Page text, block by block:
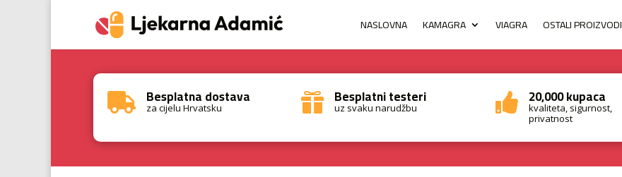
NASLOVNA KAMAGRA VIAGRA OSTALI PROIZVODI
 Besplatna dostava
za cijelu Hrvatsku  Besplatni testeri
uz svaku narudžbu  20,000 kupaca
kvaliteta, sigurnost,
privatnost